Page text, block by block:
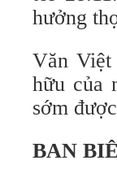
hưởng
Văn Việt
hữu của
sớm
BAN